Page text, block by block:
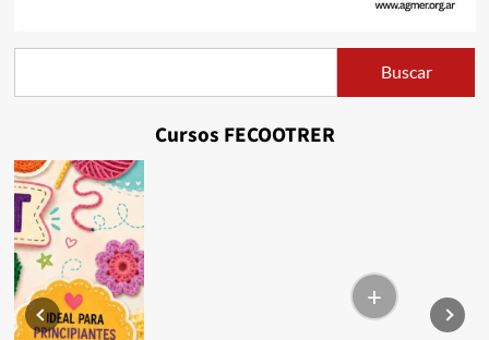
Buscar
Cursos FECOOTRER